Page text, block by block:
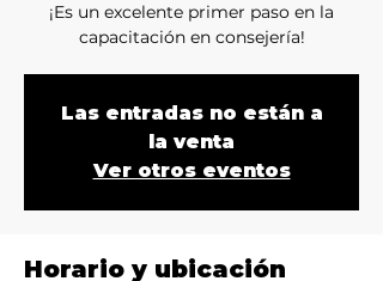
¡Es un excelente primer paso en la
capacitación en consejería!
Las entradas no están a
la venta
Ver otros eventos
Horario y ubicación